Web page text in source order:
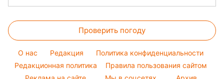
Красивый маникюр
София Ротару
Ольга Сумская
Филипп Киркоров
Оптические иллюзии
Народные приметы
Все о шоу-бизнесе
Салаты
Простые блюда
Легкие десерты
Напитки
Праздничное меню
Денежная помощь
Тарифы
Курс валют
Проверить погоду
O нас Редакция
Политика конфиденциальности
Редакционная политика
Правила пользования сайтом